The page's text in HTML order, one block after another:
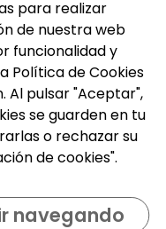
la inclusión
para realizar
de nuestra web
funcionalidad y
Política de Cookies
Al pulsar "Aceptar",
se guarden en tu
o rechazar su
de cookies".
navegando